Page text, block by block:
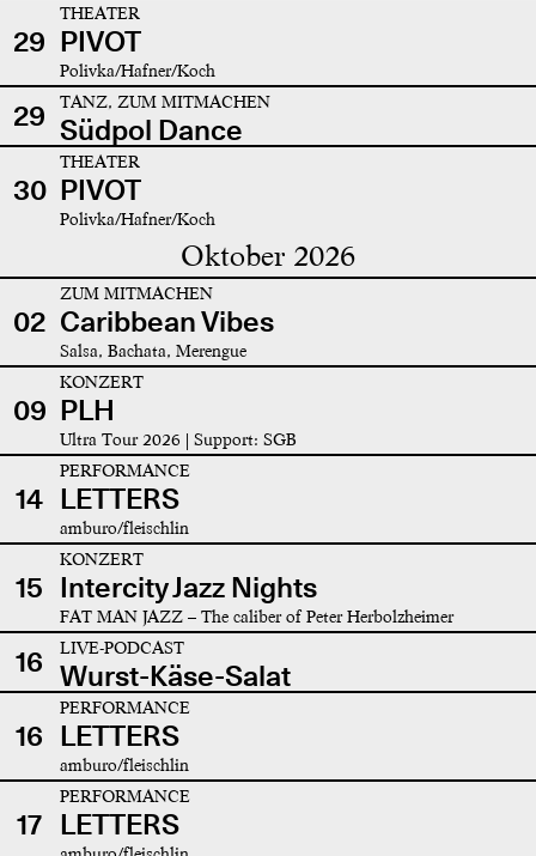
29
THEATER
PIVOT
Polivka/Hafner/Koch
29 TANZ, ZUM MITMACHEN
Südpol Dance
30
THEATER
PIVOT
Polivka/Hafner/Koch
Oktober 2026
02
ZUM MITMACHEN
Caribbean Vibes
Salsa, Bachata, Merengue
09
KONZERT
PLH
Ultra Tour 2026 | Support: SGB
14
PERFORMANCE
LETTERS
amburo/fleischlin
15
KONZERT
Intercity Jazz Nights
FAT MAN JAZZ – The caliber of Peter Herbolzheimer
16 LIVE-PODCAST
Wurst-Käse-Salat
16
PERFORMANCE
LETTERS
amburo/fleischlin
17
PERFORMANCE
LETTERS